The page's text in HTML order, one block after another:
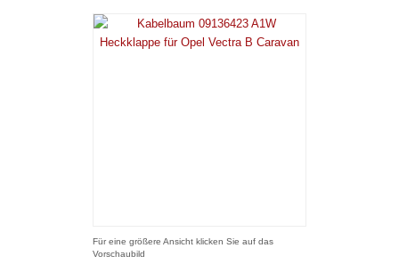
Für eine größere Ansicht klicken Sie auf das
Vorschaubild